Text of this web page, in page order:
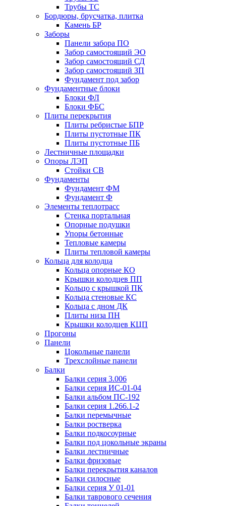
Трубы ТС
Бордюры, брусчатка, плитка
Камень БР
Заборы
Панели забора ПО
Забор самостоящий ЭО
Забор самостоящий СД
Забор самостоящий ЗП
Фyндамент под забор
Фундаментные блоки
Блоки ФЛ
Блоки ФБС
Плиты перекрытия
Плиты ребристые БПР
Плиты пустотные ПК
Плиты пустотные ПБ
Лестничные площадки
Опоры ЛЭП
Стойки СВ
Фундаменты
Фyндамент ФМ
Фyндамент Ф
Элементы теплотрасс
Стенка портальная
Опорные подушки
Упоры бетонные
Тепловые камеры
Плиты тепловой камеры
Кольца для колодца
Кольца опорные КО
Крышки колодцев ПП
Кольцо с крышкой ПК
Кольца стеновые КС
Кольца с дном ДК
Плиты низа ПН
Крышки колодцев КЦП
Прогоны
Панели
Цокольные панели
Трехслойные панели
Балки
Балки серия 3.006
Балки серия ИС-01-04
Балки альбом ПС-192
Балки серия 1.266.1-2
Балки перемычные
Балки ростверка
Балки подкосоурные
Балки под цокольные экраны
Балки лестничные
Балки фризовые
Балки перекрытия каналов
Балки силосные
Балки серия У 01-01
Балки таврового сечения